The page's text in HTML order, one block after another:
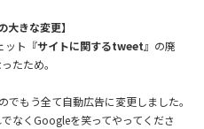
大きな変更】
ット『サイトに関するtweet』の廃
たため。
もう全て自動広告に変更しました。
なくGoogleを笑ってやってくださ